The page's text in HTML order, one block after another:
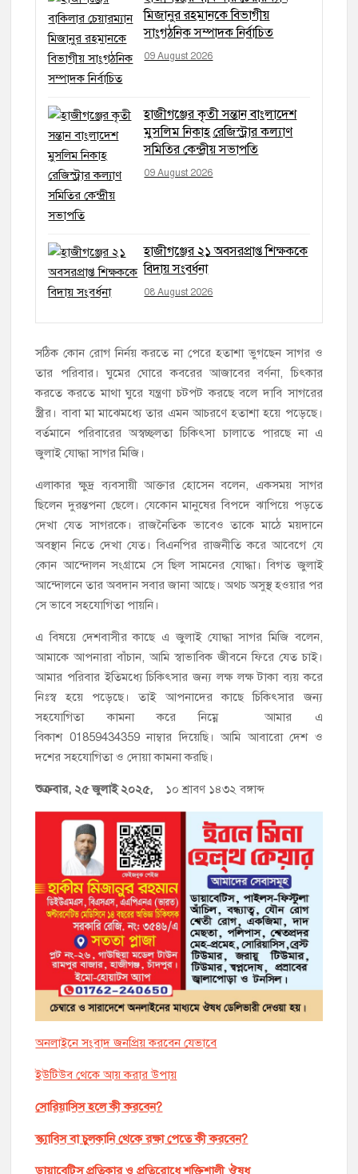
মিজানুর রহমানকে বিভাগীয়
সাংগঠনিক সম্পাদক নির্বাচিত
09 August 2026
হাজীগঞ্জের কৃতী সন্তান বাংলাদেশ
মুসলিম নিকাহ রেজিস্ট্রার কল্যাণ
সমিতির কেন্দ্রীয় সভাপতি
09 August 2026
হাজীগঞ্জের ২১ অবসরপ্রাপ্ত শিক্ষককে
বিদায় সংবর্ধনা
08 August 2026
সঠিক কোন রোগ নির্নয় করতে না পেরে হতাশা ভুগছেন সাগর ও
তার পরিবার। ঘুমের ঘোরে কবরের আজাবের বর্ণনা, চিৎকার
করতে করতে মাথা ঘুরে যন্ত্রণা চটপট করছে বলে দাবি সাগরের
স্ত্রীর। বাবা মা মাঝেমধ্যে তার এমন আচরণে হতাশা হয়ে পড়েছে।
বর্তমানে পরিবারের অস্বচ্ছলতা চিকিৎসা চালাতে পারছে না এ
জুলাই যোদ্ধা সাগর মিজি।
এলাকার ক্ষুদ্র ব্যবসায়ী আক্তার হোসেন বলেন, একসময় সাগর
ছিলেন দুরন্তপনা ছেলে। যেকোন মানুষের বিপদে ঝাপিয়ে পড়তে
দেখা যেত সাগরকে। রাজনৈতিক ভাবেও তাকে মাঠে ময়দানে
অবস্থান নিতে দেখা যেত। বিএনপির রাজনীতি করে আবেগে যে
কোন আন্দোলন সংগ্রামে সে ছিল সামনের যোদ্ধা। বিগত জুলাই
আন্দোলনে তার অবদান সবার জানা আছে। অথচ অসুস্থ হওয়ার পর
সে ভাবে সহযোগিতা পায়নি।
এ বিষয়ে দেশবাসীর কাছে এ জুলাই যোদ্ধা সাগর মিজি বলেন,
আমাকে আপনারা বাঁচান, আমি স্বাভাবিক জীবনে ফিরে যেত চাই।
আমার পরিবার ইতিমধ্যে চিকিৎসার জন্য লক্ষ লক্ষ টাকা ব্যয় করে
নিঃস্ব হয়ে পড়েছে। তাই আপনাদের কাছে চিকিৎসার জন্য
সহযোগিতা কামনা করে নিম্নে আমার এ
বিকাশ 01859434359 নাম্বার দিয়েছি। আমি আবারো দেশ ও
দশের সহযোগিতা ও দোয়া কামনা করছি।
শুক্রবার, ২৫ জুলাই ২০২৫, ১০ শ্রাবণ ১৪৩২ বঙ্গাব্দ
অনলাইনে সংবাদ জনপ্রিয় করবেন যেভাবে
ইউটিউব থেকে আয় করার উপায়
সোরিয়াসিস হলে কী করবেন?
স্ক্যাবিস বা চুলকানি থেকে রক্ষা পেতে কী করবেন?
ডায়াবেটিস প্রতিকার ও প্রতিরোধে শক্তিশালী ঔষধ